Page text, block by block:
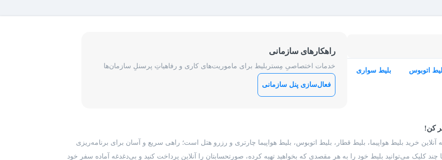
اتوبوس بلیط سواری
راهکارهای سازمانی
خدمات اختصاصیِ مِستربلیط برای ماموریت‌های کاری و رفاهیاتِ پرسنلِ سازمان‌ها
فعال‌سازی پنل سازمانی
کن!
آنلاین خرید بلیط هواپیما، بلیط قطار، بلیط اتوبوس، بلیط هواپیما چارتری و رزرو هتل است؛ راهی سریع و آسان برای برنامه‌ریزی
چند کلیک می‌توانید بلیط خود را به هر مقصدی که بخواهید تهیه کرده، صورتحسابتان را آنلاین پرداخت کنید و بی‌دغدغه آماده سفر خود